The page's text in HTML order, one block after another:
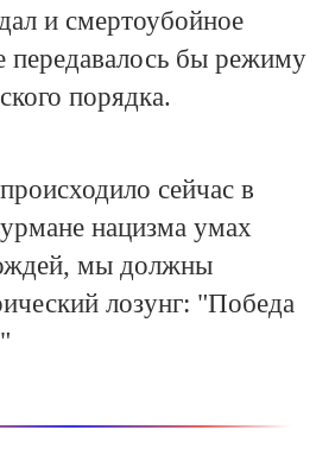
и смертоубойное
передавалось бы режиму
порядка.
сейчас в
нацизма умах
мы должны
лозунг: "Победа